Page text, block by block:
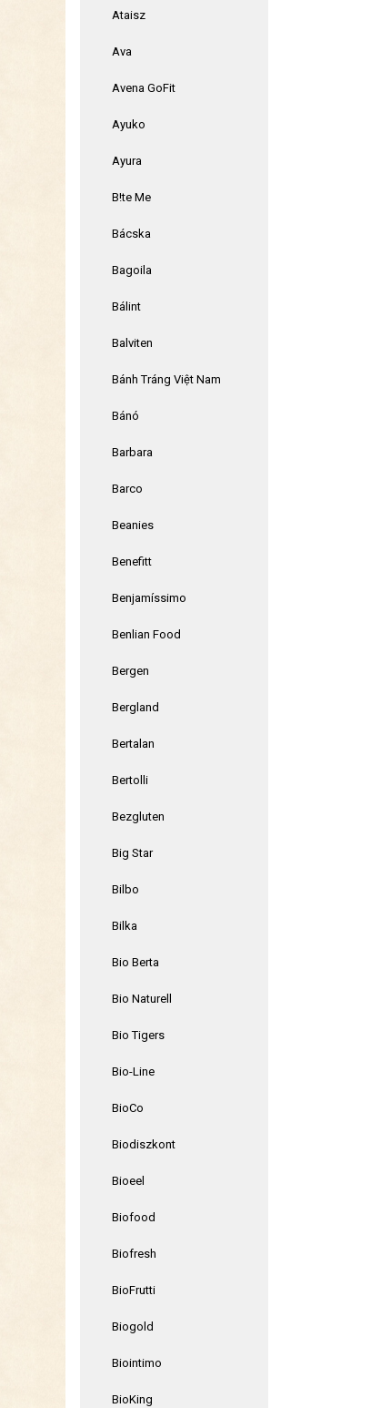
Ataisz
Ava
Avena GoFit
Ayuko
Ayura
B!te Me
Bácska
Bagoila
Bálint
Balviten
Bánh Tráng Việt Nam
Bánó
Barbara
Barco
Beanies
Benefitt
Benjamíssimo
Benlian Food
Bergen
Bergland
Bertalan
Bertolli
Bezgluten
Big Star
Bilbo
Bilka
Bio Berta
Bio Naturell
Bio Tigers
Bio-Line
BioCo
Biodiszkont
Bioeel
Biofood
Biofresh
BioFrutti
Biogold
Biointimo
BioKing